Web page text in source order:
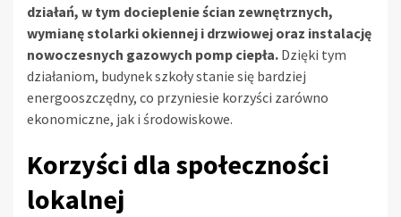
działań, w tym docieplenie ścian zewnętrznych,
wymianę stolarki okiennej i drzwiowej oraz instalację
nowoczesnych gazowych pomp ciepła. Dzięki tym
działaniom, budynek szkoły stanie się bardziej
energooszczędny, co przyniesie korzyści zarówno
ekonomiczne, jak i środowiskowe.
Korzyści dla społeczności
lokalnej